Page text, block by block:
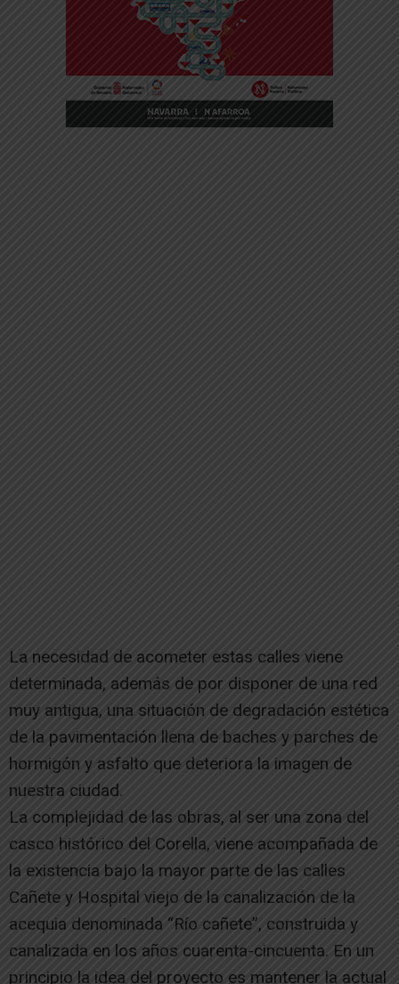
La necesidad de acometer estas calles viene
determinada, además de por disponer de una red
muy antigua, una situación de degradación estética
de la pavimentación llena de baches y parches de
hormigón y asfalto que deteriora la imagen de
nuestra ciudad.
La complejidad de las obras, al ser una zona del
casco histórico del Corella, viene acompañada de
la existencia bajo la mayor parte de las calles
Cañete y Hospital viejo de la canalización de la
acequia denominada “Río cañete”, construida y
canalizada en los años cuarenta-cincuenta. En un
principio la idea del proyecto es mantener la actual